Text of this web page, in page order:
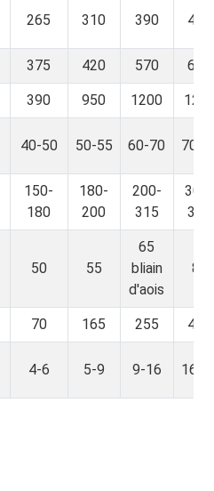
265 310 390 465
375 420 570 665
390 950 1200
40-50 50-55 60-70 70-
150-
180
180-
200
200-
315
300-
350
50 55
65
bliain
d'aois
80
70 165 255 420
4-6 5-9 9-16 16-